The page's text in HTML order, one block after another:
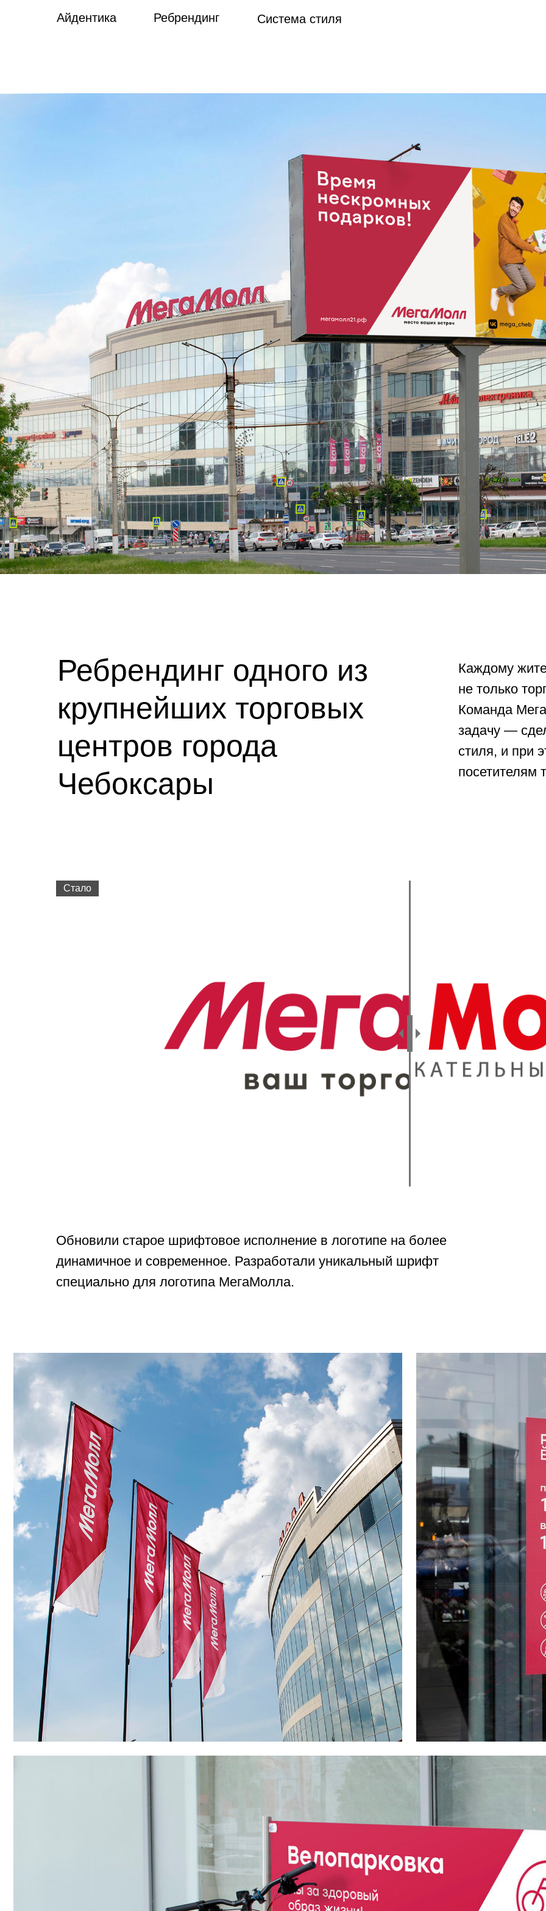
Айдентика Ребрендинг Система стиля
Ребрендинг одного из
крупнейших торговых
центров города
Чебоксары
Каждому
не только
Команда
задачу —
стиля, и при
посетителям
Стало
Обновили старое шрифтовое исполнение в логотипе на более
динамичное и современное. Разработали уникальный шрифт
специально для логотипа МегаМолла.